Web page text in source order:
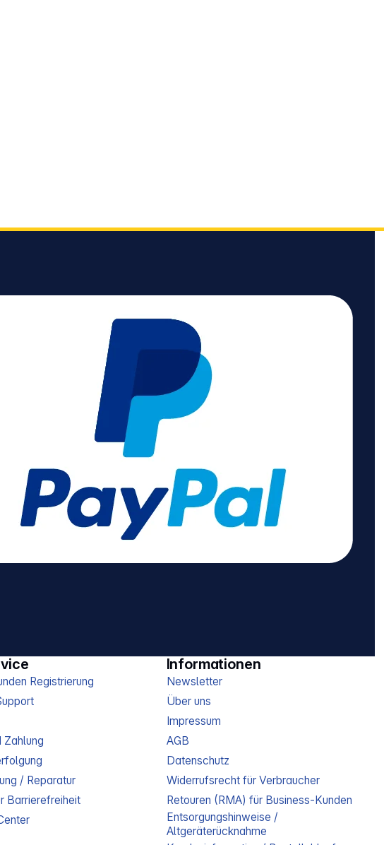
Registrierung
Zahlung
/ Reparatur
Barrierefreiheit
Informationen
Newsletter
Über uns
Impressum
AGB
Datenschutz
Widerrufsrecht für Verbraucher
Retouren (RMA) für Business-Kunden
Entsorgungshinweise /
Altgeräterücknahme